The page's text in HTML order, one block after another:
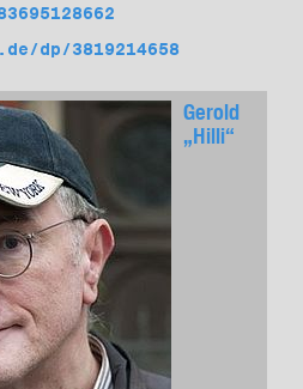
dp/3819214658
Gerold
„Hilli“